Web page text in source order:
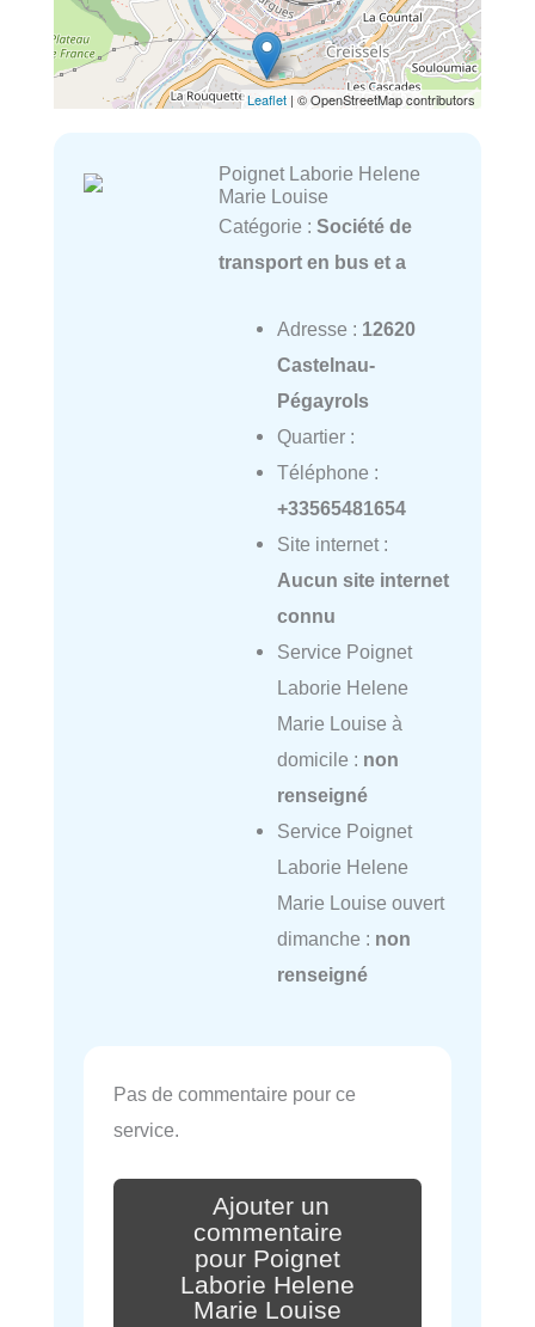
Leaflet| © OpenStreetMap contributors
Poignet Laborie Helene
Marie Louise
Catégorie : Société de
transport en bus et a
Adresse : 12620
Castelnau-
Pégayrols
Quartier :
Téléphone :
+33565481654
Site internet :
Aucun site internet
connu
Service Poignet
Laborie Helene
Marie Louise à
domicile : non
renseigné
Service Poignet
Laborie Helene
Marie Louise ouvert
dimanche : non
renseigné
Pas de commentaire pour ce
service.
Ajouter un
commentaire
pour Poignet
Laborie Helene
Marie Louise